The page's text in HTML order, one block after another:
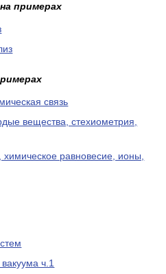
примерах
связь
вещества, стехиометрия,
равновесие, ионы,
ч.1